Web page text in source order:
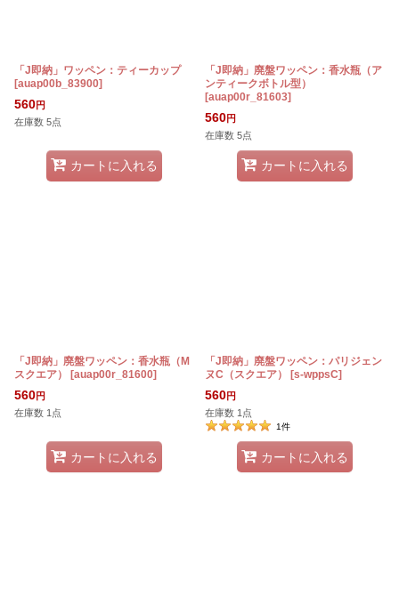
「J即納」ワッペン：ティーカップ
[auap00b_83900]
560円
在庫数 5点
カートに入れる
「J即納」廃盤ワッペン：香水瓶（ア
ンティークボトル型）
[auap00r_81603]
560円
在庫数 5点
カートに入れる
「J即納」廃盤ワッペン：香水瓶（M
スクエア）
[auap00r_81600]
560円
在庫数 1点
カートに入れる
「J即納」廃盤ワッペン：パリジェン
ヌC（スクエア）
[s-wppsC]
560円
在庫数 1点
1件
カートに入れる